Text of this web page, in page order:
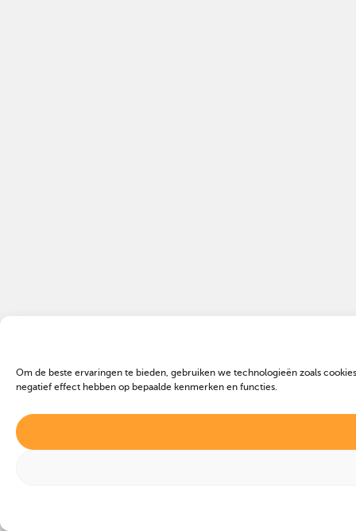
Om de beste ervaringen te bieden, gebruiken we technologieën zoals
negatief effect hebben op bepaalde kenmerken en functies.